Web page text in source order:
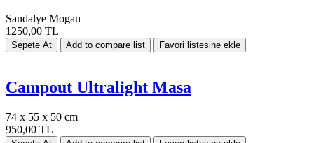
Sandalye Mogan
1250,00 TL
Campout Ultralight Masa
74 x 55 x 50 cm
950,00 TL